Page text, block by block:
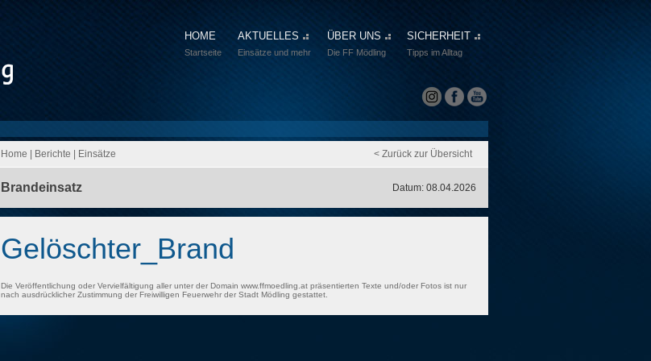
HOME
Startseite
AKTUELLES
Einsätze und mehr
ÜBER UNS
Die FF Mödling
SICHERHEIT
Tipps im Alltag
Home Berichte Einsätze < Zurück zur Übersicht
Brandeinsatz Datum: 08.04.2026
Gelöschter_Brand
Die Veröffentlichung oder Vervielfältigung aller unter der Domain www.ffmoedling.at präsentierten Texte und/oder Fotos ist nur
nach ausdrücklicher Zustimmung der Freiwilligen Feuerwehr der Stadt Mödling gestattet.